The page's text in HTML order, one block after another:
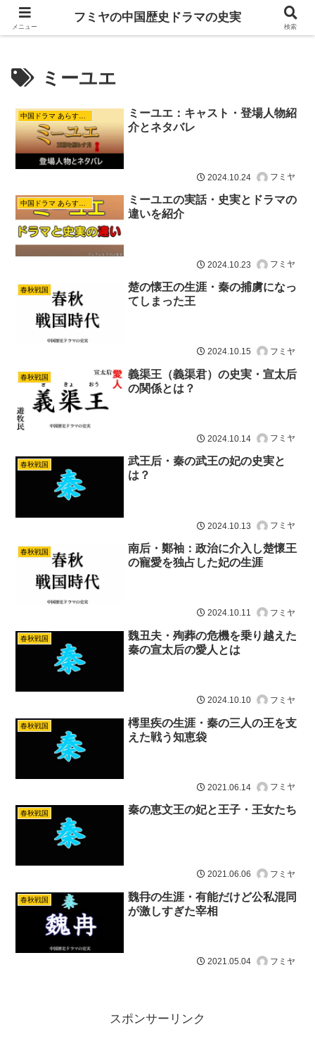
ドラマは歴史を知るともっと面白い！
ミーユエ
中国ドラマ あらすじ ネタバレ
ミーユエ：キャスト・登場人物紹
介とネタバレ
2024.10.24 フミヤ
中国ドラマ あらすじ ネタバレ
ミーユエの実話・史実とドラマの
違いを紹介
2024.10.23 フミヤ
春秋戦国
楚の懐王の生涯・秦の捕虜になっ
てしまった王
2024.10.15 フミヤ
春秋戦国
義渠王（義渠君）の史実・宣太后
の関係とは？
2024.10.14 フミヤ
春秋戦国
武王后・秦の武王の妃の史実と
は？
2024.10.13 フミヤ
春秋戦国
南后・鄭袖：政治に介入し楚懷王
の寵愛を独占した妃の生涯
2024.10.11 フミヤ
春秋戦国
魏丑夫・殉葬の危機を乗り越えた
秦の宣太后の愛人とは
2024.10.10 フミヤ
春秋戦国
樗里疾の生涯・秦の三人の王を支
えた戦う知恵袋
2021.06.14 フミヤ
春秋戦国 秦の恵文王の妃と王子・王女たち
2021.06.06 フミヤ
春秋戦国
魏冄の生涯・有能だけど公私混同
が激しすぎた宰相
2021.05.04 フミヤ
スポンサーリンク
メニュー
フミヤの中国歴史ドラマの史実
検索